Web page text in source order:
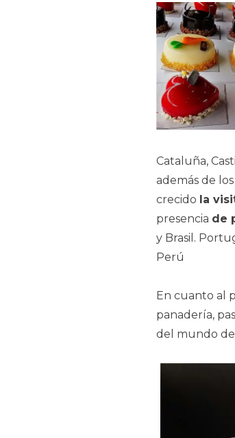
Cataluña,
además de
crecido la
presencia de
y Brasil.
Perú
En cuanto al
panadería,
del mundo de